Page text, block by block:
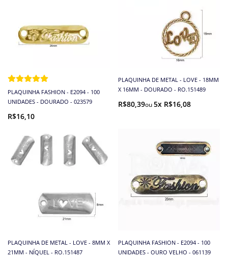
PLAQUINHA FASHION - E2094 - 100
UNIDADES - DOURADO - 023579
R$16,10
PLAQUINHA DE METAL - LOVE - 18MM
X 16MM - DOURADO - RO.151489
R$80,39 5x R$16,08
PLAQUINHA DE METAL - LOVE - 8MM X
21MM - NÍQUEL - RO.151487
PLAQUINHA FASHION - E2094 - 100
UNIDADES - OURO VELHO - 061139